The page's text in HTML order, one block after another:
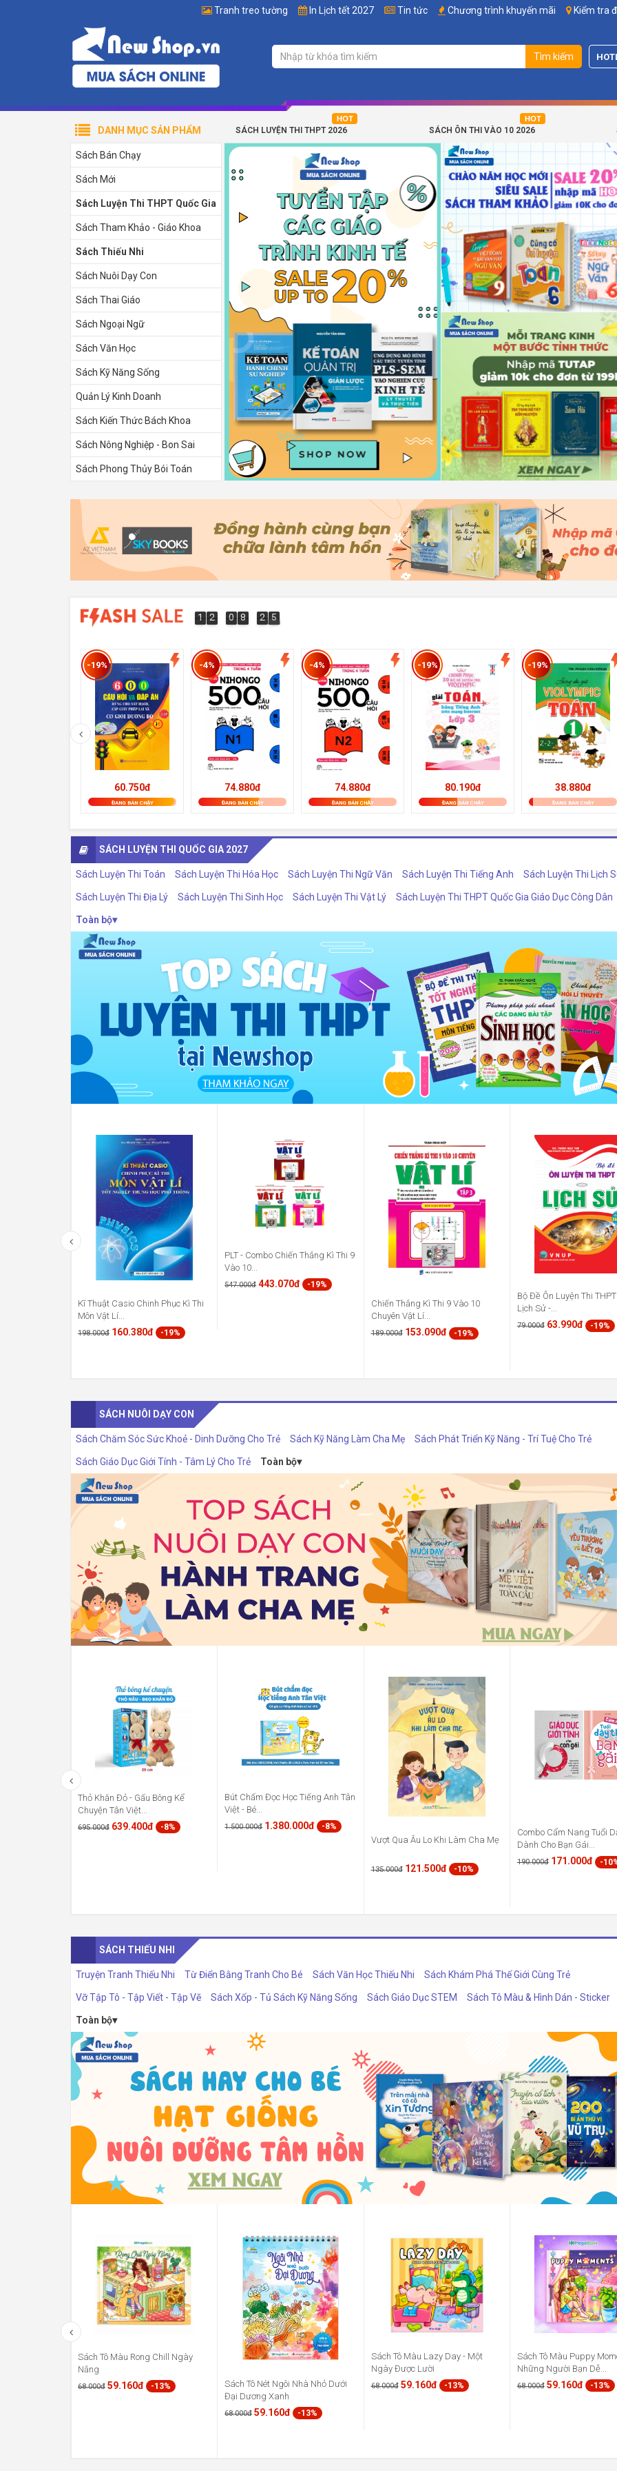
Tranh treo tường In Lịch tết 2027 Tin tức Chương trình khuyến mãi Kiểm tra
Tìm kiếm
SÁCH LUYỆN THI THPT 2026 SÁCH ÔN THI VÀO 10 2026
DANH MỤC SẢN PHẨM
Sách Bán Chạy
Sách Mới
Sách Luyện Thi THPT Quốc Gia
Sách Tham Khảo - Giáo Khoa
Sách Thiếu Nhi
Sách Nuôi Dạy Con
Sách Thai Giáo
Sách Ngoại Ngữ
Sách Văn Học
Sách Kỹ Năng Sống
Quản Lý Kinh Doanh
Sách Kiến Thức Bách Khoa
Sách Nông Nghiệp - Bon Sai
Sách Phong Thủy Bói Toán
11 2
2 0
0 8
8 2
3
2 3
4
3
5
4
-19%
60.750đ
ĐANG BÁN CHẠY
-4%
74.880đ
ĐANG BÁN CHẠY
-4%
74.880đ
ĐANG BÁN CHẠY
-19%
80.190đ
ĐANG BÁN CHẠY
-19%
38.880đ
ĐANG BÁN CHẠY
SÁCH LUYỆN THI QUỐC GIA 2027
Sách Luyện Thi Toán Sách Luyện Thi Hóa Học Sách Luyện Thi Ngữ Văn Sách Luyện Thi Tiếng Anh Sách Luyện Thi Lịch
Sách Luyện Thi Địa Lý Sách Luyện Thi Sinh Học Sách Luyện Thi Vật Lý Sách Luyện Thi THPT Quốc Gia Giáo Dục Công Dân
Toàn bộ
Kĩ Thuật Casio Chinh Phục Kì Thi
Môn Vật Lí...
198.000đ 160.380đ -19%
PLT - Combo Chiến Thắng Kì Thi 9
Vào 10...
547.000đ 443.070đ -19%
Chiến Thắng Kì Thi 9 Vào 10
Chuyên Vật Lí...
189.000đ 153.090đ -19%
Bộ Đề Ôn Luyện Thi
Lịch Sử -...
79.000đ 63.990đ -19%
SÁCH NUÔI DẠY CON
Sách Chăm Sóc Sức Khoẻ - Dinh Dưỡng Cho Trẻ Sách Kỹ Năng Làm Cha Mẹ Sách Phát Triển Kỹ Năng - Trí Tuệ Cho Trẻ
Sách Giáo Dục Giới Tính - Tâm Lý Cho Trẻ Toàn bộ
Thỏ Khăn Đỏ - Gấu Bông Kể
Chuyện Tân Việt...
695.000đ 639.400đ -8%
Bút Chấm Đọc Học Tiếng Anh Tân
Việt - Bé...
1.500.000đ 1.380.000đ -8%
Vượt Qua Âu Lo Khi Làm Cha Mẹ
135.000đ 121.500đ -10%
Combo Cẩm Nang Tuổi
Dành Cho Bạn Gái...
190.000đ 171.000đ -
SÁCH THIẾU NHI
Truyện Tranh Thiếu Nhi Từ Điển Bằng Tranh Cho Bé Sách Văn Học Thiếu Nhi Sách Khám Phá Thế Giới Cùng Trẻ
Vỡ Tập Tô - Tập Viết - Tập Vẽ Sách Xốp - Tủ Sách Kỹ Năng Sống Sách Giáo Dục STEM Sách Tô Màu & Hình Dán - Sticker
Toàn bộ
Sách Tô Màu Rong Chill Ngày
Nắng
68.000đ 59.160đ -13%
Sách Tô Nét Ngôi Nhà Nhỏ Dưới
Đại Dương Xanh
68.000đ 59.160đ -13%
Sách Tô Màu Lazy Day - Một
Ngày Được Lười
68.000đ 59.160đ -13%
Sách Tô Màu Puppy
Những Người Bạn Dễ...
68.000đ 59.160đ -13%